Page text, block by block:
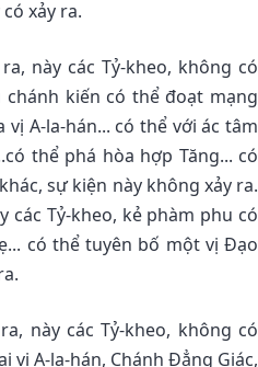
xảy ra.
này các Tỷ-kheo, không có
kiến có thể đoạt mạng
vị A-la-hán... có thể với ác tâm
thể phá hòa hợp Tăng... có
sự kiện này không xảy ra.
các Tỷ-kheo, kẻ phàm phu có
có thể tuyên bố một vị Ðạo
này các Tỷ-kheo, không có
vị A-la-hán, Chánh Ðẳng Giác,